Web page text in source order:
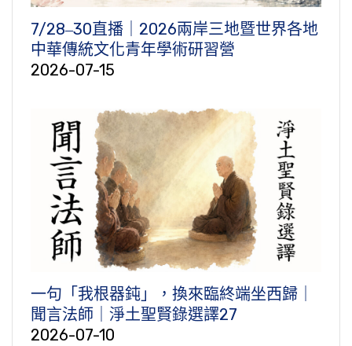
7/28‒30直播｜2026兩岸三地暨世界各地
中華傳統文化青年學術研習營
2026-07-15
一句「我根器鈍」，換來臨終端坐西歸｜
聞言法師｜淨土聖賢錄選譯27
2026-07-10